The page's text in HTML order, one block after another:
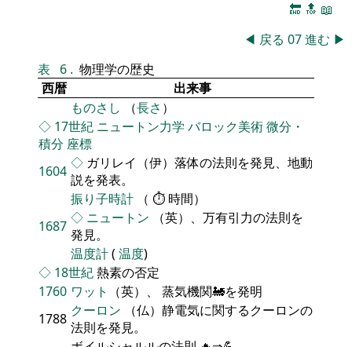
🔚 🔝 📖
◀ 戻る 07進む ▶
表
6 . 物理学の歴史
西暦
出来事
ものさし （長さ ）
◇ 17世紀 ニュートン力学 バロック美術微分・
積分 座標
1604 ◇ ガリレイ（伊）落体の法則を発見、地動
説を発表。
振り子時計 （ ⏱ 時間）
1687 ◇ ニュートン （英）、万有引力の法則を
発見。
温度計( 温度)
◇ 18世紀熱素の否定
1760 ワット
（英）、 蒸気機関🚂を発明
1788 クーロン （仏）静電気に関するクーロンの
法則を発見。